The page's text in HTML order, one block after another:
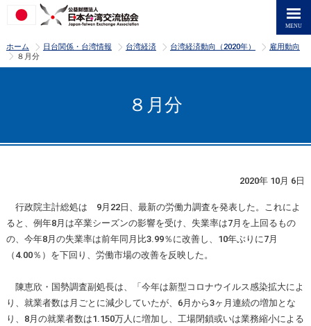
ホーム >
日台関係・台湾情報 >
台湾経済 >
台湾経済動向（2020年） >
雇用動向
>
８月分
８月分
2020年 10月 6日
行政院主計総処は 9月22日、最新の労働力調査を発表した。これによ
ると、例年8月は卒業シーズンの影響を受け、失業率は7月を上回るもの
の、今年8月の失業率は前年同月比3.99％に改善し、10年ぶりに7月
（4.00％）を下回り、労働市場の改善を反映した。
陳恵欣・国勢調査副処長は、「今年は新型コロナウイルス感染拡大によ
り、就業者数は月ごとに減少していたが、6月から3ヶ月連続の増加とな
り、8月の就業者数は1.150万人に増加し、工場閉鎖或いは業務縮小による